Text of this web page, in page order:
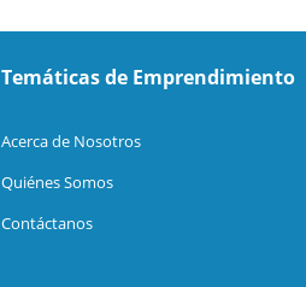
Temáticas de Emprendimiento
Acerca de Nosotros
Quiénes Somos
Contáctanos